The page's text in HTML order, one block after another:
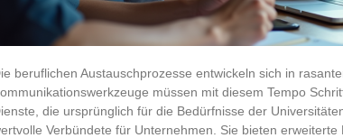
beruflichen Austauschprozesse entwickeln sich in
müssen mit diesem Tempo
die ursprünglich für die Bedürfnisse der
Verbündete für Unternehmen. Sie bieten